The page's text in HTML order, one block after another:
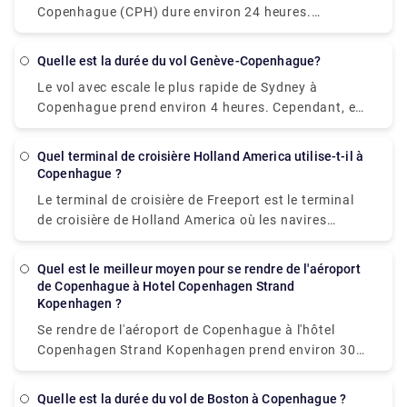
lents et s'arrêtent en dehors du centre-ville
option coûteuse, les frais de péage du pont et le
stationnement étant inclus dans les frais de
fonctionnement normaux. Cependant, il offre une
options de transport en commun soient moins
chères, l'essence d'une excursion d'une journée
mémorable réside toujours dans un trajet
personnalisé qui vous offre un service premium
exclusif afin que vous puissiez profiter de votre
voyage sans aucun souci. Si vous prévoyez de
profiter de votre voyage dans une voiture premium
bien désinfectée et confortable de votre choix avec
absolument pré-réserver votre voyage sur
rydeu.com. et explorez ses différents services et
de rêve, une expérience unique dans une vie.
Copenhague (CPH) dure environ 24 heures.
Cependant, certaines compagnies aériennes
destination de l'escale et de la durée d'attente.
Quelle est la durée du vol Genève-Copenhague?
Le vol avec escale le plus rapide de Sydney à
Copenhague prend environ 4 heures. Cependant, en
fonction de la destination de l'escale et de la durée
prendre jusqu'à 15 heures.
Quel terminal de croisière Holland America utilise-t-il à
Copenhague ?
Le terminal de croisière de Freeport est le terminal
de croisière de Holland America où les navires
arrivant à Copenhague accostent.
Quel est le meilleur moyen pour se rendre de l'aéroport
de Copenhague à Hotel Copenhagen Strand
Kopenhagen ?
Se rendre de l'aéroport de Copenhague à l'hôtel
Copenhagen Strand Kopenhagen prend environ 30
minutes et couvre une distance d'environ 10 km et
Quelle est la durée du vol de Boston à Copenhague ?